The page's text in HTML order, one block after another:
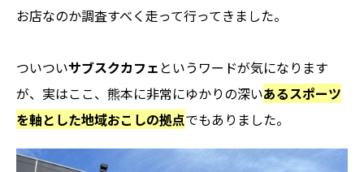
お店なのか調査すべく走って行ってきました。
ついついサブスクカフェ というワードが気になります
が、実はここ、熊本に非常にゆかりの深いあるスポーツ
を軸とした地域おこしの拠点でもありました。